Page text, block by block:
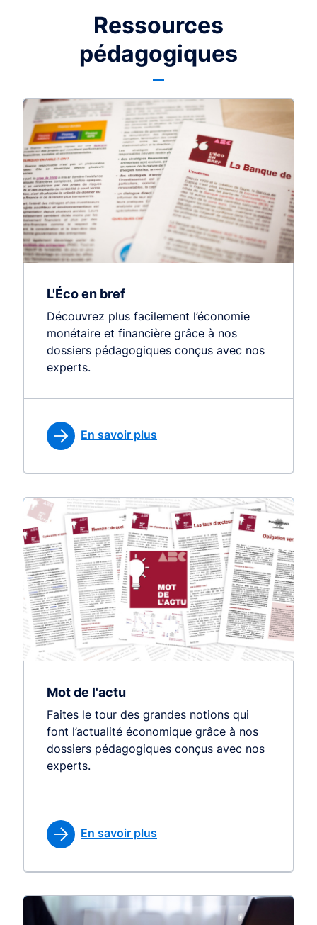
Ressources
pédagogiques
L'Éco en bref
Découvrez plus facilement l’économie
monétaire et financière grâce à nos
dossiers pédagogiques conçus avec nos
experts.
En savoir plus
Mot de l'actu
Faites le tour des grandes notions qui
font l’actualité économique grâce à nos
dossiers pédagogiques conçus avec nos
experts.
En savoir plus